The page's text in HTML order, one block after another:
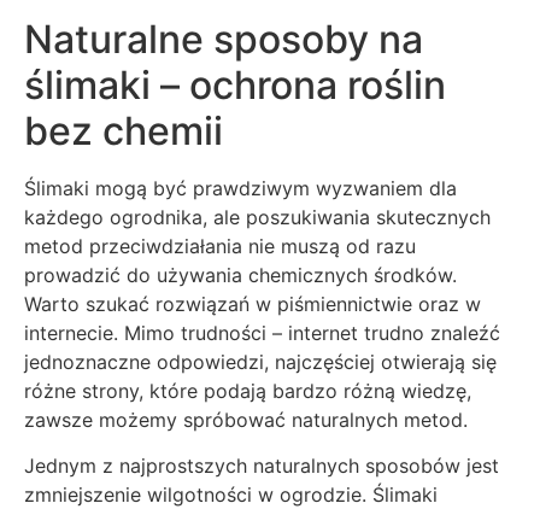
Naturalne sposoby na
ślimaki – ochrona roślin
bez chemii
Ślimaki mogą być prawdziwym wyzwaniem dla
każdego ogrodnika, ale poszukiwania skutecznych
metod przeciwdziałania nie muszą od razu
prowadzić do używania chemicznych środków.
Warto szukać rozwiązań w piśmiennictwie oraz w
internecie. Mimo trudności – internet trudno znaleźć
jednoznaczne odpowiedzi, najczęściej otwierają się
różne strony, które podają bardzo różną wiedzę,
zawsze możemy spróbować naturalnych metod.
Jednym z najprostszych naturalnych sposobów jest
zmniejszenie wilgotności w ogrodzie. Ślimaki